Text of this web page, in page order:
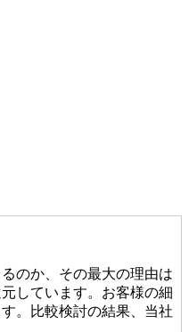
のか、その最大の理由は
しています。お客様の細
。比較検討の結果、当社